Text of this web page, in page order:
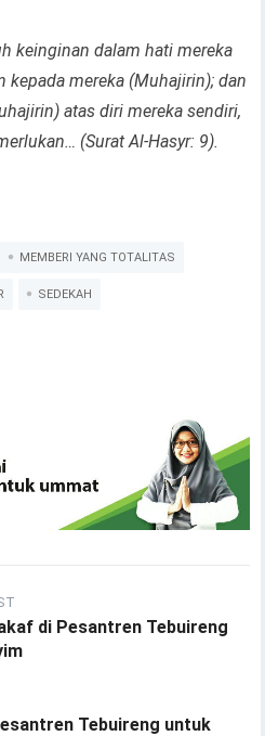
keinginan dalam hati mereka
kepada mereka (Muhajirin); dan
atas diri mereka sendiri,
(Surat Al-Hasyr: 9).
MEMBERI YANG TOTALITAS
SEDEKAH
di Pesantren Tebuireng
Tebuireng untuk